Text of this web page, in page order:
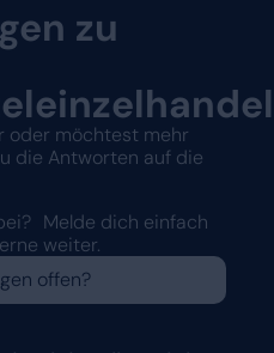
zu
oder möchtest mehr
die Antworten auf die
Melde dich einfach
weiter.
offen?